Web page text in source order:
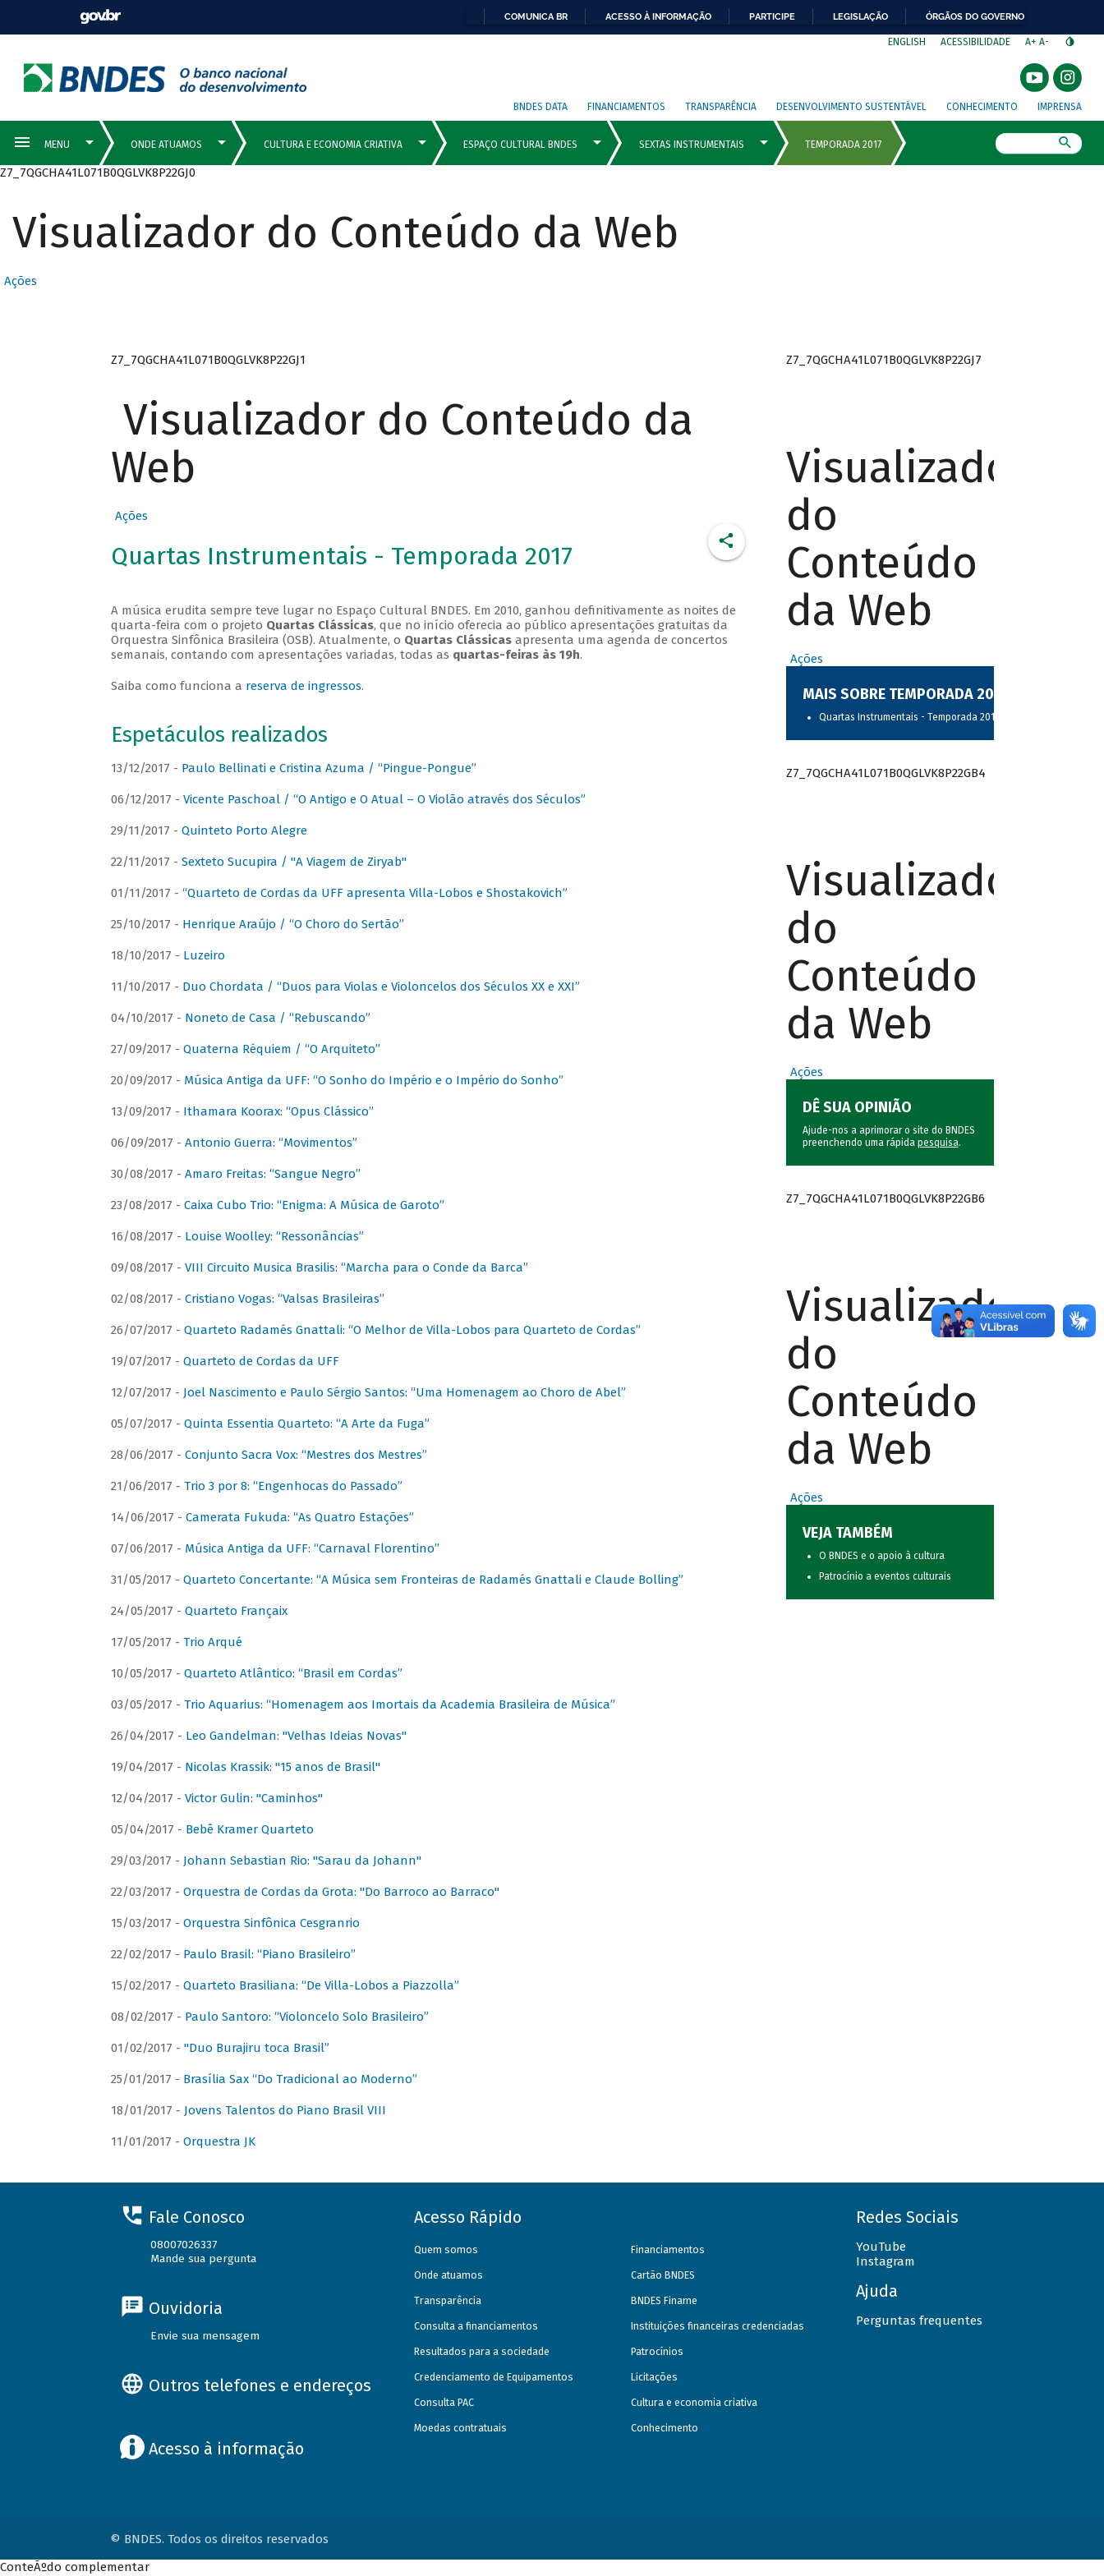
COMUNICA BR ACESSO À INFORMAÇÃO PARTICIPE LEGISLAÇÃO ÓRGÃOS DO GOVERNO
ENGLISH ACESSIBILIDADE A+ A-
BNDES DATA FINANCIAMENTOS TRANSPARÊNCIA DESENVOLVIMENTO SUSTENTÁVEL CONHECIMENTO IMPRENSA
Z7_7QGCHA41L071B0QGLVK8P22GJ0
Visualizador do Conteúdo da Web
Ações
Z7_7QGCHA41L071B0QGLVK8P22GJ1
Visualizador do Conteúdo da
Web
Ações
Quartas Instrumentais - Temporada 2017
A música erudita sempre teve lugar no Espaço Cultural BNDES. Em 2010, ganhou definitivamente as noites de
quarta-feira com o projeto Quartas Clássicas, que no início oferecia ao público apresentações gratuitas da
Orquestra Sinfônica Brasileira (OSB). Atualmente, o Quartas Clássicasapresenta uma agenda de concertos
semanais, contando com apresentações variadas, todas as quartas-feiras às 19h.
Saiba como funciona a reserva de ingressos.
Espetáculos realizados
13/12/2017 - Paulo Bellinati e Cristina Azuma / “Pingue-Pongue”
06/12/2017 - Vicente Paschoal / “O Antigo e O Atual – O Violão através dos Séculos”
29/11/2017 - Quinteto Porto Alegre
22/11/2017 - Sexteto Sucupira / "A Viagem de Ziryab"
01/11/2017 - “Quarteto de Cordas da UFF apresenta Villa-Lobos e Shostakovich”
25/10/2017 - Henrique Araújo / “O Choro do Sertão”
18/10/2017 - Luzeiro
11/10/2017 - Duo Chordata / “Duos para Violas e Violoncelos dos Séculos XX e XXI”
04/10/2017 - Noneto de Casa / “Rebuscando”
27/09/2017 - Quaterna Réquiem / “O Arquiteto”
20/09/2017 - Música Antiga da UFF: “O Sonho do Império e o Império do Sonho”
13/09/2017 - Ithamara Koorax: “Opus Clássico”
06/09/2017 - Antonio Guerra: “Movimentos”
30/08/2017 - Amaro Freitas: “Sangue Negro”
23/08/2017 - Caixa Cubo Trio: “Enigma: A Música de Garoto”
16/08/2017 - Louise Woolley: “Ressonâncias”
09/08/2017 - VIII Circuito Musica Brasilis: “Marcha para o Conde da Barca”
02/08/2017 - Cristiano Vogas: “Valsas Brasileiras”
26/07/2017 - Quarteto Radamés Gnattali: “O Melhor de Villa-Lobos para Quarteto de Cordas”
19/07/2017 - Quarteto de Cordas da UFF
12/07/2017 - Joel Nascimento e Paulo Sérgio Santos: “Uma Homenagem ao Choro de Abel”
05/07/2017 - Quinta Essentia Quarteto: “A Arte da Fuga”
28/06/2017 - Conjunto Sacra Vox: “Mestres dos Mestres”
21/06/2017 - Trio 3 por 8: “Engenhocas do Passado”
14/06/2017 - Camerata Fukuda: “As Quatro Estações”
07/06/2017 - Música Antiga da UFF: “Carnaval Florentino”
31/05/2017 - Quarteto Concertante: “A Música sem Fronteiras de Radamés Gnattali e Claude Bolling”
24/05/2017 - Quarteto Françaix
17/05/2017 - Trio Arqué
10/05/2017 - Quarteto Atlântico: “Brasil em Cordas”
03/05/2017 - Trio Aquarius: “Homenagem aos Imortais da Academia Brasileira de Música”
26/04/2017 - Leo Gandelman: "Velhas Ideias Novas"
19/04/2017 - Nicolas Krassik: "15 anos de Brasil"
12/04/2017 - Victor Gulin: "Caminhos"
05/04/2017 - Bebê Kramer Quarteto
29/03/2017 - Johann Sebastian Rio: "Sarau da Johann"
22/03/2017 - Orquestra de Cordas da Grota: "Do Barroco ao Barraco"
15/03/2017 - Orquestra Sinfônica Cesgranrio
22/02/2017 - Paulo Brasil: “Piano Brasileiro”
15/02/2017 - Quarteto Brasiliana: “De Villa-Lobos a Piazzolla”
08/02/2017 - Paulo Santoro: “Violoncelo Solo Brasileiro”
01/02/2017 - "Duo Burajiru toca Brasil”
25/01/2017 - Brasília Sax “Do Tradicional ao Moderno”
18/01/2017 - Jovens Talentos do Piano Brasil VIII
11/01/2017 - Orquestra JK
Z7_7QGCHA41L071B0QGLVK8P22GJ7
Visualizador
do
Conteúdo
da Web
Ações
MAIS SOBRE TEMPORADA 2017
Quartas Instrumentais - Temporada 2017
Z7_7QGCHA41L071B0QGLVK8P22GB4
Visualizador
do
Conteúdo
da Web
Ações
DÊ SUA OPINIÃO
Ajude-nos a aprimorar o site do BNDES
preenchendo uma rápida pesquisa.
Z7_7QGCHA41L071B0QGLVK8P22GB6
Visualizador
do
Conteúdo
da Web
Ações
VEJA TAMBÉM
O BNDES e o apoio à cultura
Patrocínio a eventos culturais
Fale Conosco
08007026337
Mande sua pergunta
Ouvidoria
Envie sua mensagem
Outros telefones e endereços
Acesso à informação
Acesso Rápido
Quem somos
Onde atuamos
Transparência
Consulta a financiamentos
Resultados para a sociedade
Credenciamento de Equipamentos
Consulta PAC
Moedas contratuais
Financiamentos
Cartão BNDES
BNDES Finame
Instituições financeiras credenciadas
Patrocínios
Licitações
Cultura e economia criativa
Conhecimento
Redes Sociais
YouTube
Instagram
Ajuda
Perguntas frequentes
© BNDES. Todos os direitos reservados
ConteÃºdo complementar